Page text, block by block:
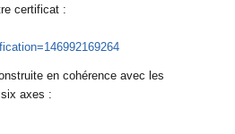
certificat :
en cohérence avec les
axes :